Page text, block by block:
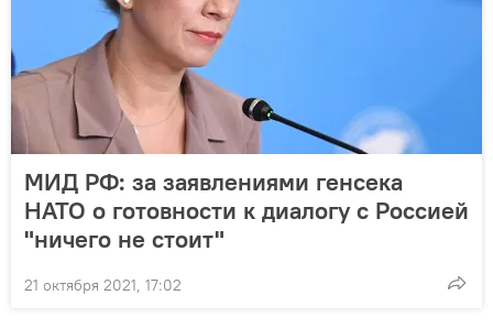
МИД РФ: за заявлениями генсека
НАТО о готовности к диалогу с Россией
"ничего не стоит"
21 октября 2021, 17:02